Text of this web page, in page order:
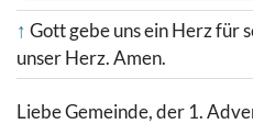
↑ Gott gebe uns ein Herz für
unser Herz. Amen.
Liebe Gemeinde, der 1.